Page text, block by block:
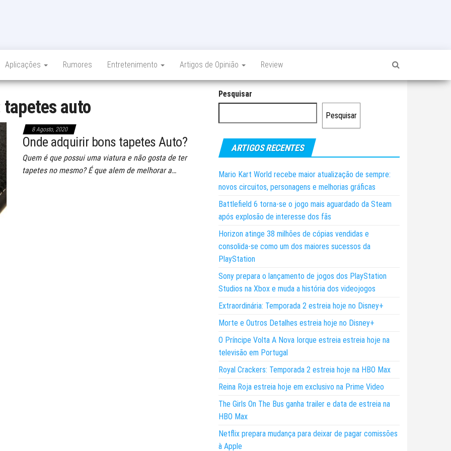
Aplicações Rumores Entretenimento Artigos de Opinião Review
tapetes auto
8 Agosto, 2020
Onde adquirir bons tapetes Auto?
Quem é que possui uma viatura e não gosta de ter
tapetes no mesmo? É que alem de melhorar a…
Pesquisar
Pesquisar
ARTIGOS RECENTES
Mario Kart World recebe maior atualização de sempre:
novos circuitos, personagens e melhorias gráficas
Battlefield 6 torna-se o jogo mais aguardado da Steam
após explosão de interesse dos fãs
Horizon atinge 38 milhões de cópias vendidas e
consolida-se como um dos maiores sucessos da
PlayStation
Sony prepara o lançamento de jogos dos PlayStation
Studios na Xbox e muda a história dos videojogos
Extraordinária: Temporada 2 estreia hoje no Disney+
Morte e Outros Detalhes estreia hoje no Disney+
O Príncipe Volta A Nova Iorque estreia estreia hoje na
televisão em Portugal
Royal Crackers: Temporada 2 estreia hoje na HBO Max
Reina Roja estreia hoje em exclusivo na Prime Video
The Girls On The Bus ganha trailer e data de estreia na
HBO Max
Netflix prepara mudança para deixar de pagar comissões
à Apple